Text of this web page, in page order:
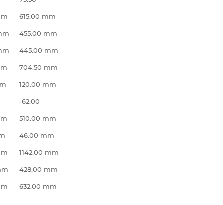
615.00 mm
455.00 mm
445.00 mm
704.50 mm
120.00 mm
-62.00
510.00 mm
46.00 mm
1142.00 mm
428.00 mm
632.00 mm